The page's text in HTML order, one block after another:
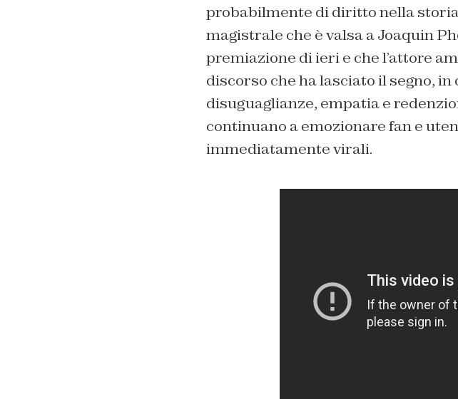
probabilmente di diritto nella
magistrale che è valsa a Joaquin
premiazione di ieri e che l’attore
discorso che ha lasciato il segno,
disuguaglianze, empatia e
continuano a emozionare fan e
immediatamente virali.